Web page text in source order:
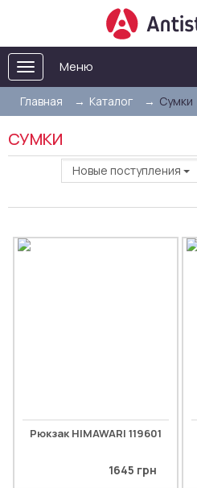
Toggle
navigation
Меню
Главная Каталог Сумки
СУМКИ
Новые поступления
Рюкзак HIMAWARI 119601
1645 грн